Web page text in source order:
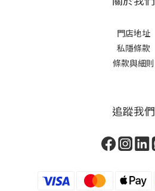
門店地址
私隱條款
條款與細則
追蹤我們